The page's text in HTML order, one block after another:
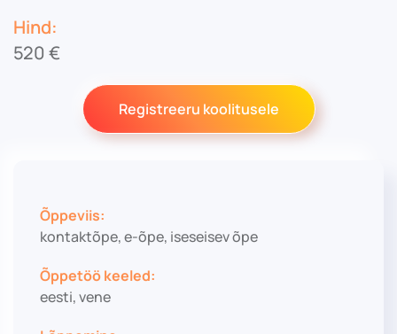
Hind:
520 €
Registreeru koolitusele
Õppeviis:
kontaktõpe, e-õpe, iseseisev õpe
Õppetöö keeled:
eesti, vene